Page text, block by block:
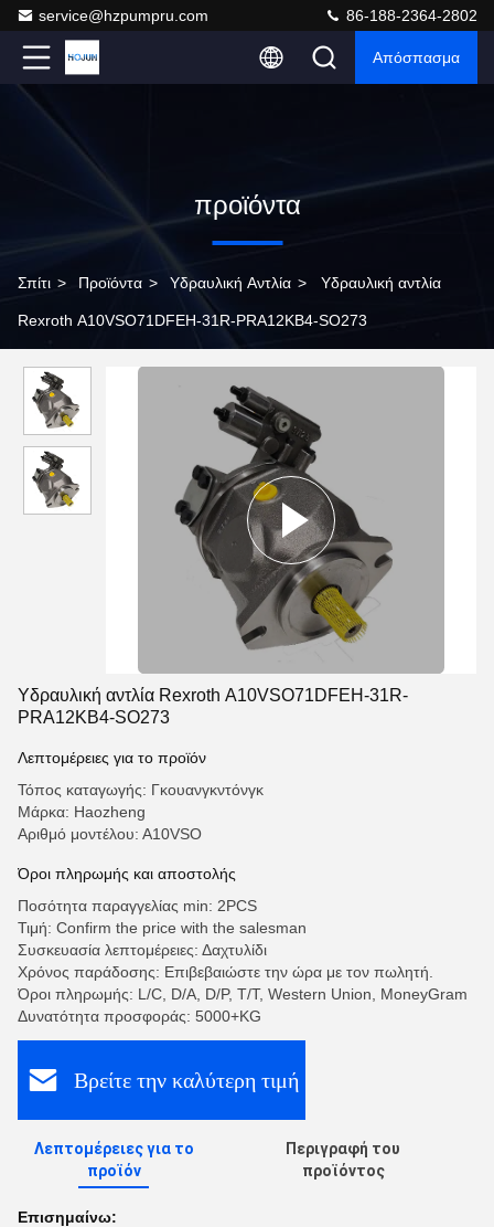
service@hzpumpru.com 86-188-2364-2802
Απόσπασμα
προϊόντα
Σπίτι > Προϊόντα > Υδραυλική Αντλία > Υδραυλική αντλία
Rexroth A10VSO71DFEH-31R-PRA12KB4-SO273
Υδραυλική αντλία Rexroth A10VSO71DFEH-31R-
PRA12KB4-SO273
Λεπτομέρειες για το προϊόν
Τόπος καταγωγής: Γκουανγκντόνγκ
Μάρκα: Haozheng
Αριθμό μοντέλου: Α10VSO
Όροι πληρωμής και αποστολής
Ποσότητα παραγγελίας min: 2PCS
Τιμή: Confirm the price with the salesman
Συσκευασία λεπτομέρειες: Δαχτυλίδι
Χρόνος παράδοσης: Επιβεβαιώστε την ώρα με τον πωλητή.
Όροι πληρωμής: L/C, D/A, D/P, T/T, Western Union, MoneyGram
Δυνατότητα προσφοράς: 5000+KG
Βρείτε την καλύτερη τιμή
Λεπτομέρειες για το
προϊόν
Περιγραφή του
προϊόντος
Επισημαίνω: